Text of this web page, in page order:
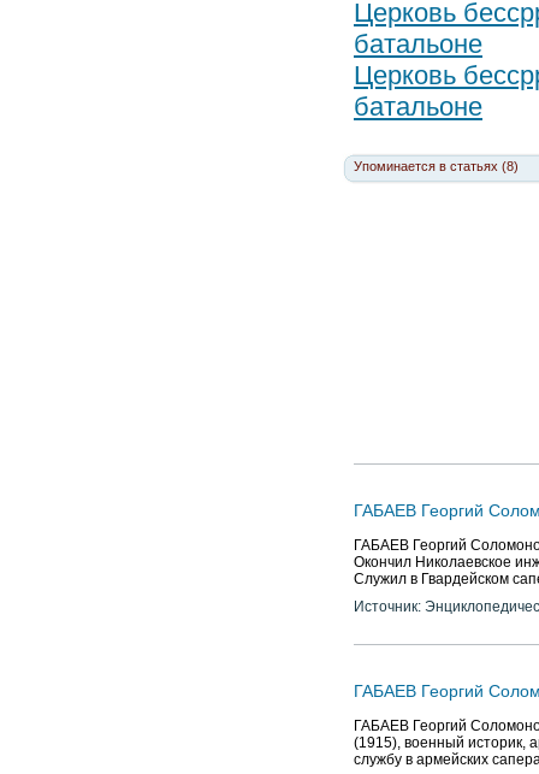
Церковь
батальоне
Церковь
батальоне
Упоминается в статьях (8)
ГАБАЕВ Георгий
ГАБАЕВ Георгий
Окончил Николаевское
Служил в Гвардейском
Источник:
ГАБАЕВ Георгий
ГАБАЕВ Георгий
(1915), военный историк,
службу в армейских